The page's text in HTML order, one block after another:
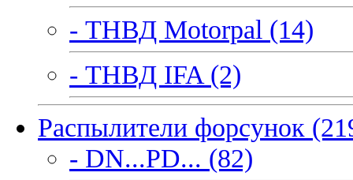
- ТНВД Motorpal (14)
- ТНВД IFA (2)
Распылители форсунок
- DN...PD... (82)